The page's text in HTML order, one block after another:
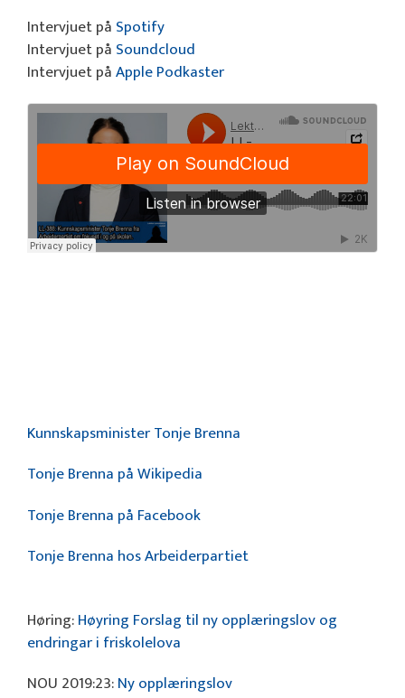
Intervjuet på Spotify
Intervjuet på Soundcloud
Intervjuet påApple Podkaster
Kunnskapsminister Tonje Brenna
Tonje Brenna på Wikipedia
Tonje Brenna på Facebook
Tonje Brenna hos Arbeiderpartiet
Høring:Høyring Forslag til ny opplæringslov og
endringar i friskolelova
NOU 2019:23:Ny opplæringslov